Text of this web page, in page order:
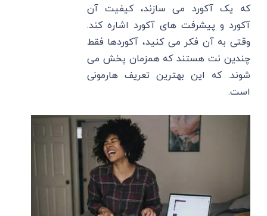
که یک آکورد می سازند، کیفیت آن
آکورد و پیشرفت های آکورد اشاره کند.
وقتی به آن فکر می کنید، آکوردها فقط
چندین نت هستند که همزمان پخش می
شوند. که این بهترین تعریف هارمونی
است.